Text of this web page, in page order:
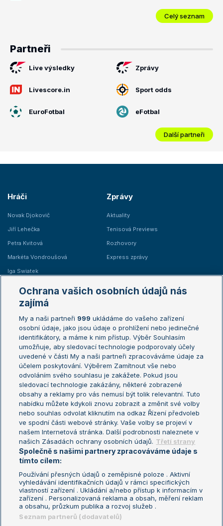
Celý seznam
Partneři
Live výsledky Zprávy
Livescore.in Sport odds
EuroFotbal eFotbal
Další partneři
Hráči
Novak Djokovič
Jiří Lehečka
Petra Kvitová
Markéta Vondroušová
Iga Swiatek
Zprávy
Aktuality
Tenisová Previews
Rozhovory
Express zprávy
Žebříčky
Žebříček ATP (muži)
Žebříček WTA (ženy)
Sázkařský žebříček
Australian Open
French Open
Wimbledon
US Open
Turnaj mistrů
Turnaj mistryň
Aktualní trendy
Fotbalové přestupy
Livesport Daily
LS Prague Open
Podmínky užití
Nastavení soukromí
GDPR a žurnalistika
Reklama
Kontakt
Informace o zpracování osobních
údajů
Ochrana vašich osobních údajů nás
zajímá
My a naši partneři 999 ukládáme do vašeho zařízení
osobní údaje, jako jsou údaje o prohlížení nebo jedinečné
identifikátory, a máme k nim přístup. Výběr Souhlasím
umožňuje, aby sledovací technologie podporovaly účely
uvedené v části My a naši partneři zpracováváme údaje za
účelem poskytování. Výběrem Zamítnout vše nebo
odvoláním svého souhlasu je zakážete. Pokud jsou
sledovací technologie zakázány, některé zobrazené
obsahy a reklamy pro vás nemusí být tolik relevantní. Tuto
nabídku můžete kdykoli znovu zobrazit a změnit své volby
nebo souhlas odvolat kliknutím na odkaz Řízení předvoleb
ve spodní části webové stránky. Vaše volby se projeví v
našem Internetová stránka. Další podrobnosti naleznete v
našich Zásadách ochrany osobních údajů. Třetí strany
Společně s našimi partnery zpracováváme údaje s
tímto cílem:
Používání přesných údajů o zeměpisné poloze . Aktivní
vyhledávání identifikačních údajů v rámci specifických
vlastností zařízení . Ukládání a/nebo přístup k informacím v
zařízení . Personalizovaná reklama a obsah, měření reklam
a obsahu, průzkum publika a rozvoj služeb .
Seznam partnerů (dodavatelů)